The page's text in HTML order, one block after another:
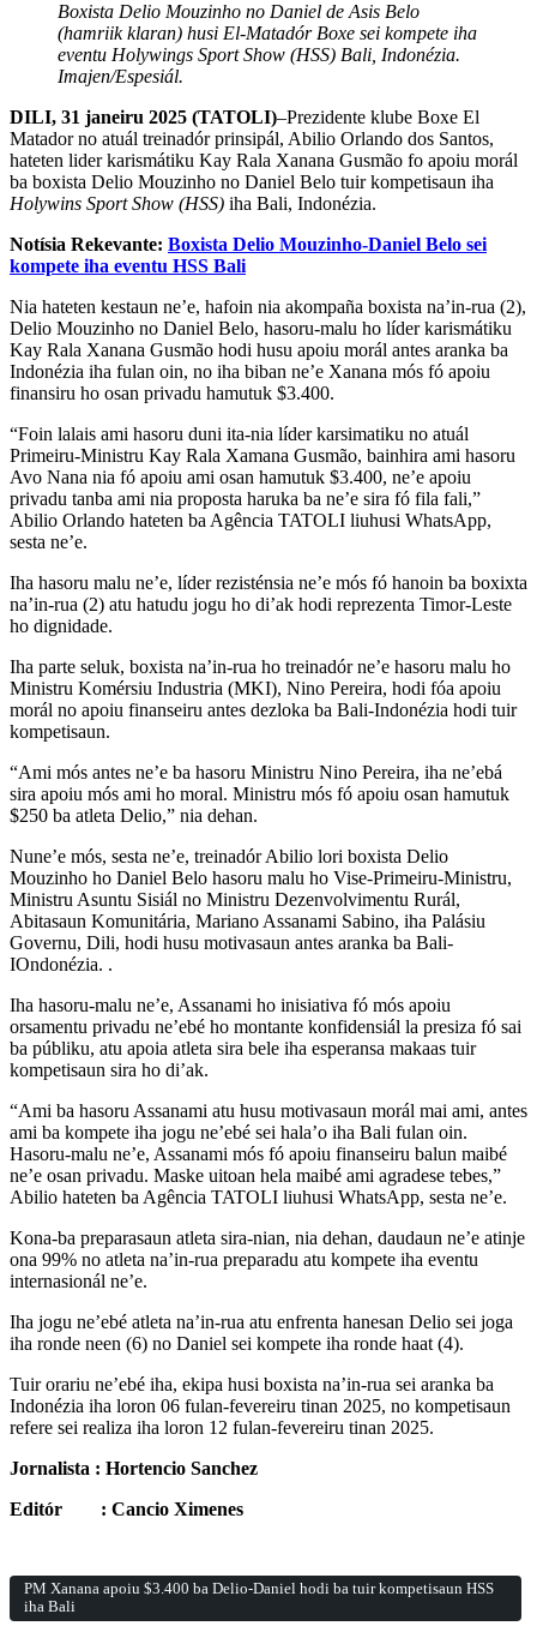
Boxista Delio Mouzinho no Daniel de Asis Belo
(hamriik klaran) husi El-Matadór Boxe sei kompete iha
eventu Holywings Sport Show (HSS) Bali, Indonézia.
Imajen/Espesiál.
DILI, 31 janeiru 2025 (TATOLI)–Prezidente klube Boxe El
Matador no atuál treinadór prinsipál, Abilio Orlando dos Santos,
hateten lider karismátiku Kay Rala Xanana Gusmão fo apoiu morál
ba boxista Delio Mouzinho no Daniel Belo tuir kompetisaun iha
Holywins Sport Show (HSS) iha Bali, Indonézia.
Notísia Rekevante: Boxista Delio Mouzinho-Daniel Belo sei
kompete iha eventu HSS Bali
Nia hateten kestaun ne’e, hafoin nia akompaña boxista na’in-rua (2),
Delio Mouzinho no Daniel Belo, hasoru-malu ho líder karismátiku
Kay Rala Xanana Gusmão hodi husu apoiu morál antes aranka ba
Indonézia iha fulan oin, no iha biban ne’e Xanana mós fó apoiu
finansiru ho osan privadu hamutuk $3.400.
“Foin lalais ami hasoru duni ita-nia líder karsimatiku no atuál
Primeiru-Ministru Kay Rala Xamana Gusmão, bainhira ami hasoru
Avo Nana nia fó apoiu ami osan hamutuk $3.400, ne’e apoiu
privadu tanba ami nia proposta haruka ba ne’e sira fó fila fali,”
Abilio Orlando hateten ba Agência TATOLI liuhusi WhatsApp,
sesta ne’e.
Iha hasoru malu ne’e, líder rezisténsia ne’e mós fó hanoin ba boxixta
na’in-rua (2) atu hatudu jogu ho di’ak hodi reprezenta Timor-Leste
ho dignidade.
Iha parte seluk, boxista na’in-rua ho treinadór ne’e hasoru malu ho
Ministru Komérsiu Industria (MKI), Nino Pereira, hodi fóa apoiu
morál no apoiu finanseiru antes dezloka ba Bali-Indonézia hodi tuir
kompetisaun.
“Ami mós antes ne’e ba hasoru Ministru Nino Pereira, iha ne’ebá
sira apoiu mós ami ho moral. Ministru mós fó apoiu osan hamutuk
$250 ba atleta Delio,” nia dehan.
Nune’e mós, sesta ne’e, treinadór Abilio lori boxista Delio
Mouzinho ho Daniel Belo hasoru malu ho Vise-Primeiru-Ministru,
Ministru Asuntu Sisiál no Ministru Dezenvolvimentu Rurál,
Abitasaun Komunitária, Mariano Assanami Sabino, iha Palásiu
Governu, Dili, hodi husu motivasaun antes aranka ba Bali-
IOndonézia. .
Iha hasoru-malu ne’e, Assanami ho inisiativa fó mós apoiu
orsamentu privadu ne’ebé ho montante konfidensiál la presiza fó sai
ba públiku, atu apoia atleta sira bele iha esperansa makaas tuir
kompetisaun sira ho di’ak.
“Ami ba hasoru Assanami atu husu motivasaun morál mai ami, antes
ami ba kompete iha jogu ne’ebé sei hala’o iha Bali fulan oin.
Hasoru-malu ne’e, Assanami mós fó apoiu finanseiru balun maibé
ne’e osan privadu. Maske uitoan hela maibé ami agradese tebes,”
Abilio hateten ba Agência TATOLI liuhusi WhatsApp, sesta ne’e.
Kona-ba preparasaun atleta sira-nian, nia dehan, daudaun ne’e atinje
ona 99% no atleta na’in-rua preparadu atu kompete iha eventu
internasionál ne’e.
Iha jogu ne’ebé atleta na’in-rua atu enfrenta hanesan Delio sei joga
iha ronde neen (6) no Daniel sei kompete iha ronde haat (4).
Tuir orariu ne’ebé iha, ekipa husi boxista na’in-rua sei aranka ba
Indonézia iha loron 06 fulan-fevereiru tinan 2025, no kompetisaun
refere sei realiza iha loron 12 fulan-fevereiru tinan 2025.
Jornalista : Hortencio Sanchez
Editór : Cancio Ximenes
PM Xanana apoiu $3.400 ba Delio-Daniel hodi ba tuir kompetisaun HSS
iha Bali